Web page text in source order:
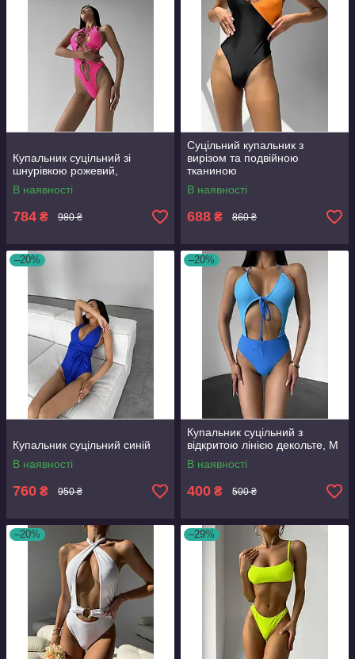
Купальник суцільний зі
шнурівкою рожевий,
В наявності
784 ₴ 980 ₴
Суцільний купальник з
вирізом та подвійною
тканиною
В наявності
688 ₴ 860 ₴
–20%
Купальник суцільний синій
В наявності
760 ₴ 950 ₴
–20%
Купальник суцільний з
відкритою лінією декольте, М
В наявності
400 ₴ 500 ₴
–20% –29%